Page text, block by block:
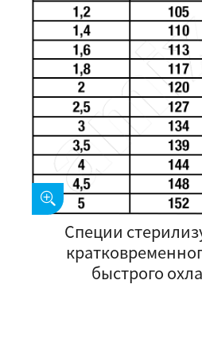
Специи
быстрого